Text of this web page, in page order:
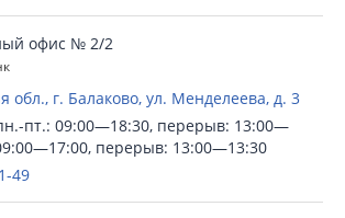
офис № 2/2
обл., г. Балаково, ул. Менделеева, д. 3
пт.: 09:00—18:30, перерыв: 13:00—
перерыв: 13:00—13:30
49